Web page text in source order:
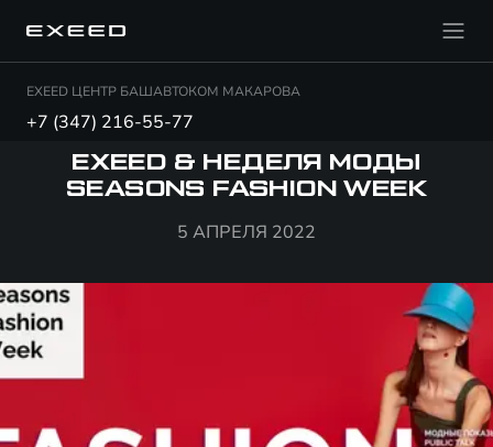
EXEED ЦЕНТР БАШАВТОКОМ МАКАРОВА
+7 (347) 216-55-77
EXEED & НЕДЕЛЯ МОДЫ
SEASONS FASHION WEEK
5 АПРЕЛЯ 2022